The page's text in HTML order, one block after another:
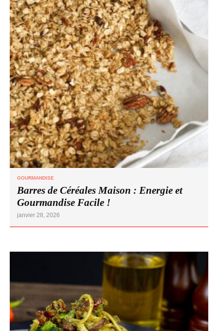
GOURMANDISE
Barres de Céréales Maison : Energie et
Gourmandise Facile !
janvier 28, 2026